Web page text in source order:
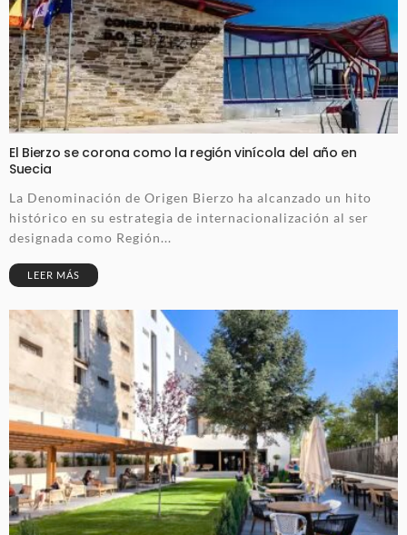
El Bierzo se corona como la región vinícola del año en
Suecia
La Denominación de Origen Bierzo ha alcanzado un hito
histórico en su estrategia de internacionalización al ser
designada como Región...
LEER MÁS